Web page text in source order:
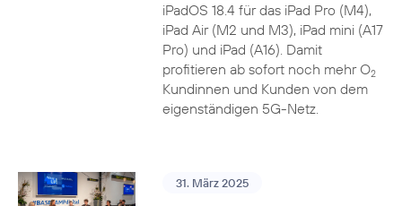
iPadOS 18.4 für das iPad Pro (M4),
iPad Air (M2 und M3), iPad mini (A17
Pro) und iPad (A16). Damit
profitieren ab sofort noch mehr O2
Kundinnen und Kunden von dem
eigenständigen 5G-Netz.
31. März 2025